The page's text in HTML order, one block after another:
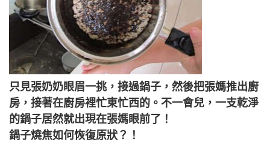
只見張奶奶眼眉一挑，接過鍋子，然後把張媽推出廚
房，接著在廚房裡忙東忙西的。不一會兒，一支乾淨
的鍋子居然就出現在張媽眼前了！
鍋子燒焦如何恢復原狀？！